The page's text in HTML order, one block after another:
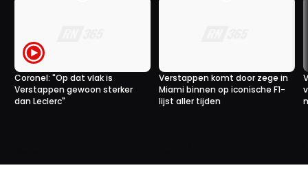
Coronel: "Op dat vlak is
Verstappen gewoon sterker
dan Leclerc"
Verstappen komt door zege in
Miami binnen op iconische F1-
lijst aller tijden